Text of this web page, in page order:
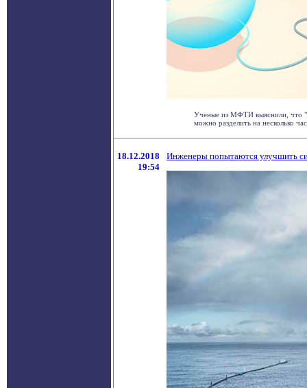
Ученые из МФТИ выяснили, что
можно разделить на несколько
18.12.2018
19:54
Инженеры попытаются улучшить